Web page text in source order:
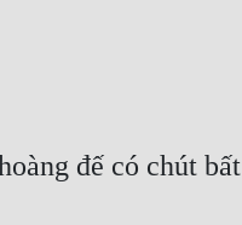
đế có chút bất